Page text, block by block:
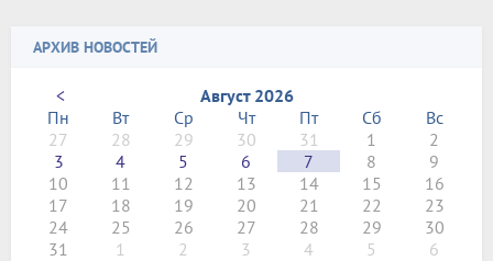
АРХИВ НОВОСТЕЙ
<
Август 2026
Пн
Вт Ср Чт Пт Сб
Вс
27
28 29 30 31 1
2
3
4 5 6 7 8
9
10
11 12 13 14 15
16
17
18 19 20 21 22
23
24
25 26 27 28 29
30
31
1 2 3 4 5 6